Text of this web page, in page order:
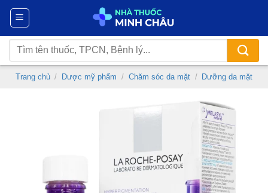
Chuyển
nội
dung
Tìm
kiếm:
Trang chủ / Dược mỹ phẩm / Chăm sóc da mặt / Dưỡng da mặt